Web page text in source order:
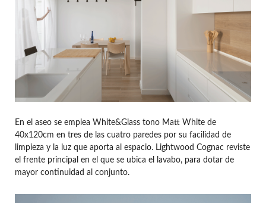
En el aseo se emplea White&Glass tono Matt White de
40x120cm en tres de las cuatro paredes por su facilidad de
limpieza y la luz que aporta al espacio. Lightwood Cognac reviste
el frente principal en el que se ubica el lavabo, para dotar de
mayor continuidad al conjunto.